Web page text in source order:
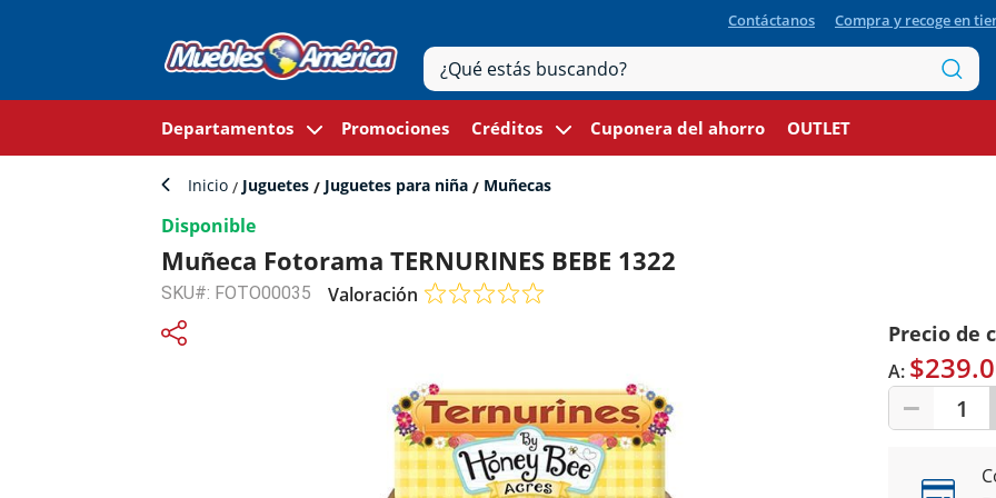
Contáctanos Compra y recoge en
Departamentos Promociones Créditos Cuponera del ahorro OUTLET
Inicio Juguetes Juguetes para niña Muñecas
Disponible
Muñeca Fotorama TERNURINES BEBE 1322
SKU#: FOTO00035 Valoración
Precio de
A:
1